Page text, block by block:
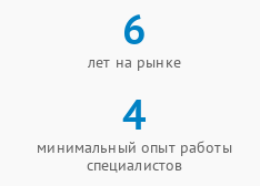
6
лет на рынке
4
минимальный опыт работы
специалистов